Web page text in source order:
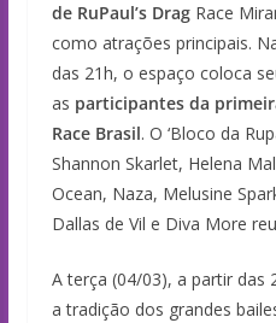
de RuPaul’s Drag Race
como atrações principais.
das 21h, o espaço coloca
as participantes da
Race Brasil. O ‘Bloco da
Shannon Skarlet, Helena
Ocean, Naza, Melusine
Dallas de Vil e Diva More
A terça (04/03), a partir das
a tradição dos grandes